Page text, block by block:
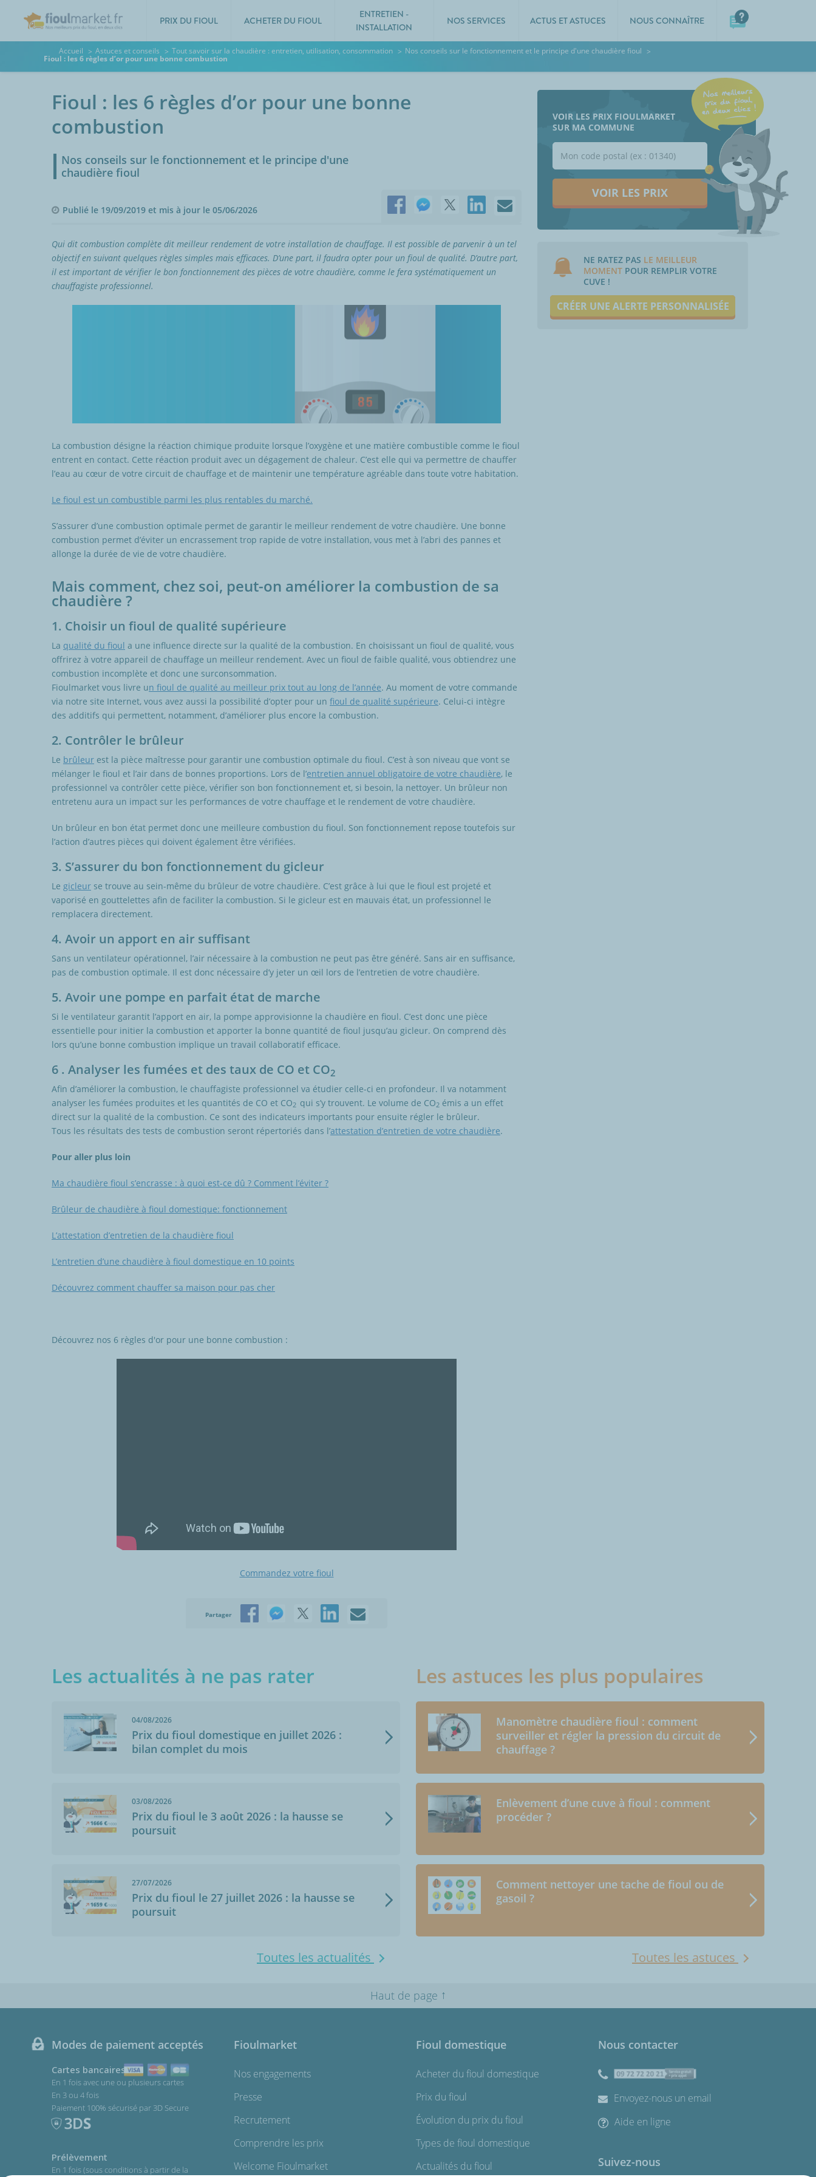
PRIX DU FIOUL ACHETER DU FIOUL
ENTRETIEN -
INSTALLATION
NOS SERVICES ACTUS ET ASTUCES NOUS CONNAÎTRE
Accueil Astuces et conseils Tout savoir sur la chaudière : entretien, utilisation, consommation Nos conseils sur le fonctionnement et le principe d'une chaudière fioul
Fioul : les 6 règles d’or pour une bonne combustion
Fioul : les 6 règles d’or pour une bonne
combustion
Nos conseils sur le fonctionnement et le principe d'une
chaudière fioul
Publié le 19/09/2019 et mis à jour le 05/06/2026
Qui dit combustion complète dit meilleur rendement de votre installation de chauffage. Il est possible de parvenir à un tel
objectif en suivant quelques règles simples mais efficaces. D’une part, il faudra opter pour un fioul de qualité. D’autre part,
il est important de vérifier le bon fonctionnement des pièces de votre chaudière, comme le fera systématiquement un
chauffagiste professionnel.
La combustion désigne la réaction chimique produite lorsque l’oxygène et une matière combustible comme le fioul
entrent en contact. Cette réaction produit avec un dégagement de chaleur. C’est elle qui va permettre de chauffer
l’eau au cœur de votre circuit de chauffage et de maintenir une température agréable dans toute votre habitation.
Le fioul est un combustible parmi les plus rentables du marché.
S’assurer d’une combustion optimale permet de garantir le meilleur rendement de votre chaudière. Une bonne
combustion permet d’éviter un encrassement trop rapide de votre installation, vous met à l’abri des pannes et
allonge la durée de vie de votre chaudière.
Mais comment, chez soi, peut-on améliorer la combustion de sa
chaudière ?
1. Choisir un fioul de qualité supérieure
La qualité du fioul a une influence directe sur la qualité de la combustion. En choisissant un fioul de qualité, vous
offrirez à votre appareil de chauffage un meilleur rendement. Avec un fioul de faible qualité, vous obtiendrez une
combustion incomplète et donc une surconsommation.
Fioulmarket vous livre un fioul de qualité au meilleur prix tout au long de l’année. Au moment de votre commande
via notre site Internet, vous avez aussi la possibilité d’opter pour un fioul de qualité supérieure. Celui-ci intègre
des additifs qui permettent, notamment, d’améliorer plus encore la combustion.
2. Contrôler le brûleur
Le brûleur est la pièce maîtresse pour garantir une combustion optimale du fioul. C’est à son niveau que vont se
mélanger le fioul et l’air dans de bonnes proportions. Lors de l’entretien annuel obligatoire de votre chaudière, le
professionnel va contrôler cette pièce, vérifier son bon fonctionnement et, si besoin, la nettoyer. Un brûleur non
entretenu aura un impact sur les performances de votre chauffage et le rendement de votre chaudière.
Un brûleur en bon état permet donc une meilleure combustion du fioul. Son fonctionnement repose toutefois sur
l’action d’autres pièces qui doivent également être vérifiées.
3. S’assurer du bon fonctionnement du gicleur
Le gicleur se trouve au sein-même du brûleur de votre chaudière. C’est grâce à lui que le fioul est projeté et
vaporisé en gouttelettes afin de faciliter la combustion. Si le gicleur est en mauvais état, un professionnel le
remplacera directement.
4. Avoir un apport en air suffisant
Sans un ventilateur opérationnel, l’air nécessaire à la combustion ne peut pas être généré. Sans air en suffisance,
pas de combustion optimale. Il est donc nécessaire d’y jeter un œil lors de l’entretien de votre chaudière.
5. Avoir une pompe en parfait état de marche
Si le ventilateur garantit l’apport en air, la pompe approvisionne la chaudière en fioul. C’est donc une pièce
essentielle pour initier la combustion et apporter la bonne quantité de fioul jusqu’au gicleur. On comprend dès
lors qu’une bonne combustion implique un travail collaboratif efficace.
6 . Analyser les fumées et des taux de CO et CO2
Afin d’améliorer la combustion, le chauffagiste professionnel va étudier celle-ci en profondeur. Il va notamment
analyser les fumées produites et les quantités de CO et CO2 qui s’y trouvent. Le volume de CO2 émis a un effet
direct sur la qualité de la combustion. Ce sont des indicateurs importants pour ensuite régler le brûleur.
Tous les résultats des tests de combustion seront répertoriés dans l’attestation d’entretien de votre chaudière.
Pour aller plus loin
Ma chaudière fioul s’encrasse : à quoi est-ce dû ? Comment l’éviter ?
Brûleur de chaudière à fioul domestique: fonctionnement
L’attestation d’entretien de la chaudière fioul
L’entretien d’une chaudière à fioul domestique en 10 points
Découvrez comment chauffer sa maison pour pas cher
Découvrez nos 6 règles d'or pour une bonne combustion :
Commandez votre fioul
Partager
VOIR LES PRIX FIOULMARKET
SUR MA COMMUNE
VOIR LES PRIX
NE RATEZ PAS LE MEILLEUR
MOMENT POUR REMPLIR VOTRE
CUVE !
CRÉER UNE ALERTE PERSONNALISÉE
Les actualités à ne pas rater
04/08/2026
Prix du fioul domestique en juillet 2026 :
bilan complet du mois
03/08/2026
Prix du fioul le 3 août 2026 : la hausse se
poursuit
27/07/2026
Prix du fioul le 27 juillet 2026 : la hausse se
poursuit
Toutes les actualités
Les astuces les plus populaires
Manomètre chaudière fioul : comment
surveiller et régler la pression du circuit de
chauffage ?
Enlèvement d’une cuve à fioul : comment
procéder ?
Comment nettoyer une tache de fioul ou de
gasoil ?
Toutes les astuces
Haut de page ↑
Modes de paiement acceptés
Cartes bancaires
En 1 fois avec une ou plusieurs cartes
En 3 ou 4 fois
Paiement 100% sécurisé par 3D Secure
Prélèvement
En 1 fois (sous conditions à partir de la
Fioulmarket
Nos engagements
Presse
Recrutement
Comprendre les prix
Welcome Fioulmarket
Fioul domestique
Acheter du fioul domestique
Prix du fioul
Évolution du prix du fioul
Types de fioul domestique
Actualités du fioul
Nous contacter
Envoyez-nous un email
Aide en ligne
Suivez-nous